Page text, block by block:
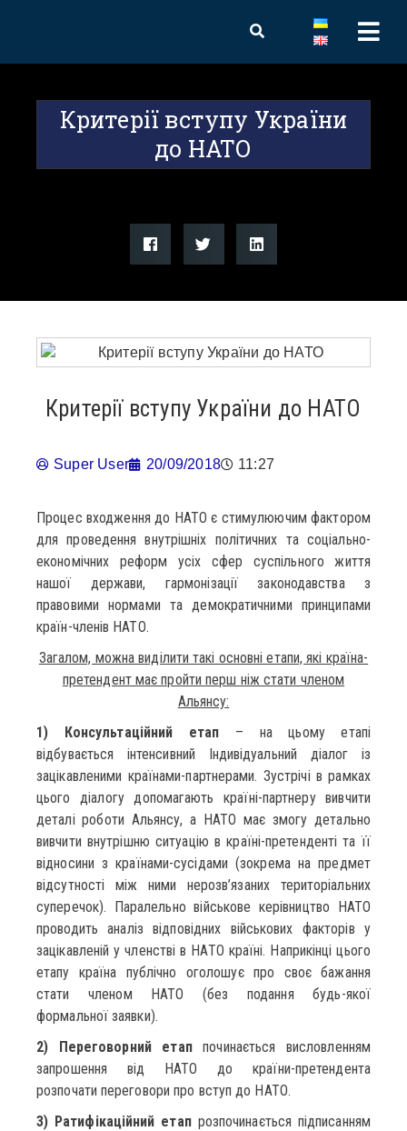
Критерії вступу України
до НАТО
Критерії вступу України до НАТО
Super User 20/09/2018 11:27
Процес входження до НАТО є стимулюючим фактором
для проведення внутрішніх політичних та соціально-
економічних реформ усіх сфер суспільного життя
нашої держави, гармонізації законодавства з
правовими нормами та демократичними принципами
країн-членів НАТО.
Загалом, можна виділити такі основні етапи, які країна-
претендент має пройти перш ніж стати членом
Альянсу:
1) Консультаційний етап – на цьому етапі
відбувається інтенсивний Індивідуальний діалог із
зацікавленими країнами-партнерами. Зустрічі в рамках
цього діалогу допомагають країні-партнеру вивчити
деталі роботи Альянсу, а НАТО має змогу детально
вивчити внутрішню ситуацію в країні-претенденті та її
відносини з країнами-сусідами (зокрема на предмет
відсутності між ними нерозв’язаних територіальних
суперечок). Паралельно військове керівництво НАТО
проводить аналіз відповідних військових факторів у
зацікавленій у членстві в НАТО країні. Наприкінці цього
етапу країна публічно оголошує про своє бажання
стати членом НАТО (без подання будь-якої
формальної заявки).
2) Переговорний етаппочинається висловленням
запрошення від НАТО до країни-претендента
розпочати переговори про вступ до НАТО.
3) Ратифікаційний етапрозпочинається підписанням